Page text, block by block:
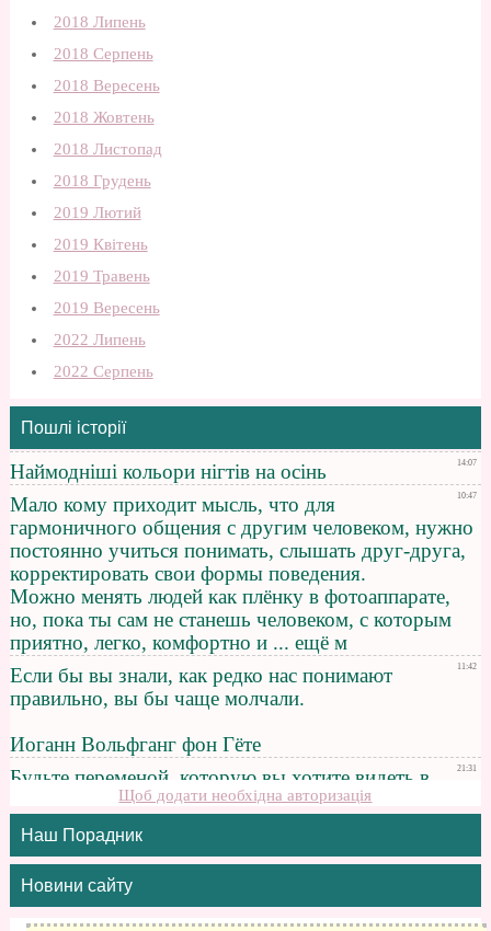
2018 Липень
2018 Серпень
2018 Вересень
2018 Жовтень
2018 Листопад
2018 Грудень
2019 Лютий
2019 Квітень
2019 Травень
2019 Вересень
2022 Липень
2022 Серпень
Пошлі історії
Щоб додати необхідна авторизація
Наш Порадник
Новини сайту